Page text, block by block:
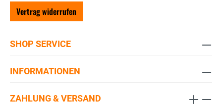
Vertrag widerrufen
SHOP SERVICE
INFORMATIONEN
ZAHLUNG & VERSAND